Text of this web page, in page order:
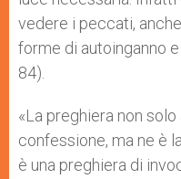
vedere i peccati,
forme di autoinganno
84).
«La preghiera non
confessione, ma ne è
è una preghiera di